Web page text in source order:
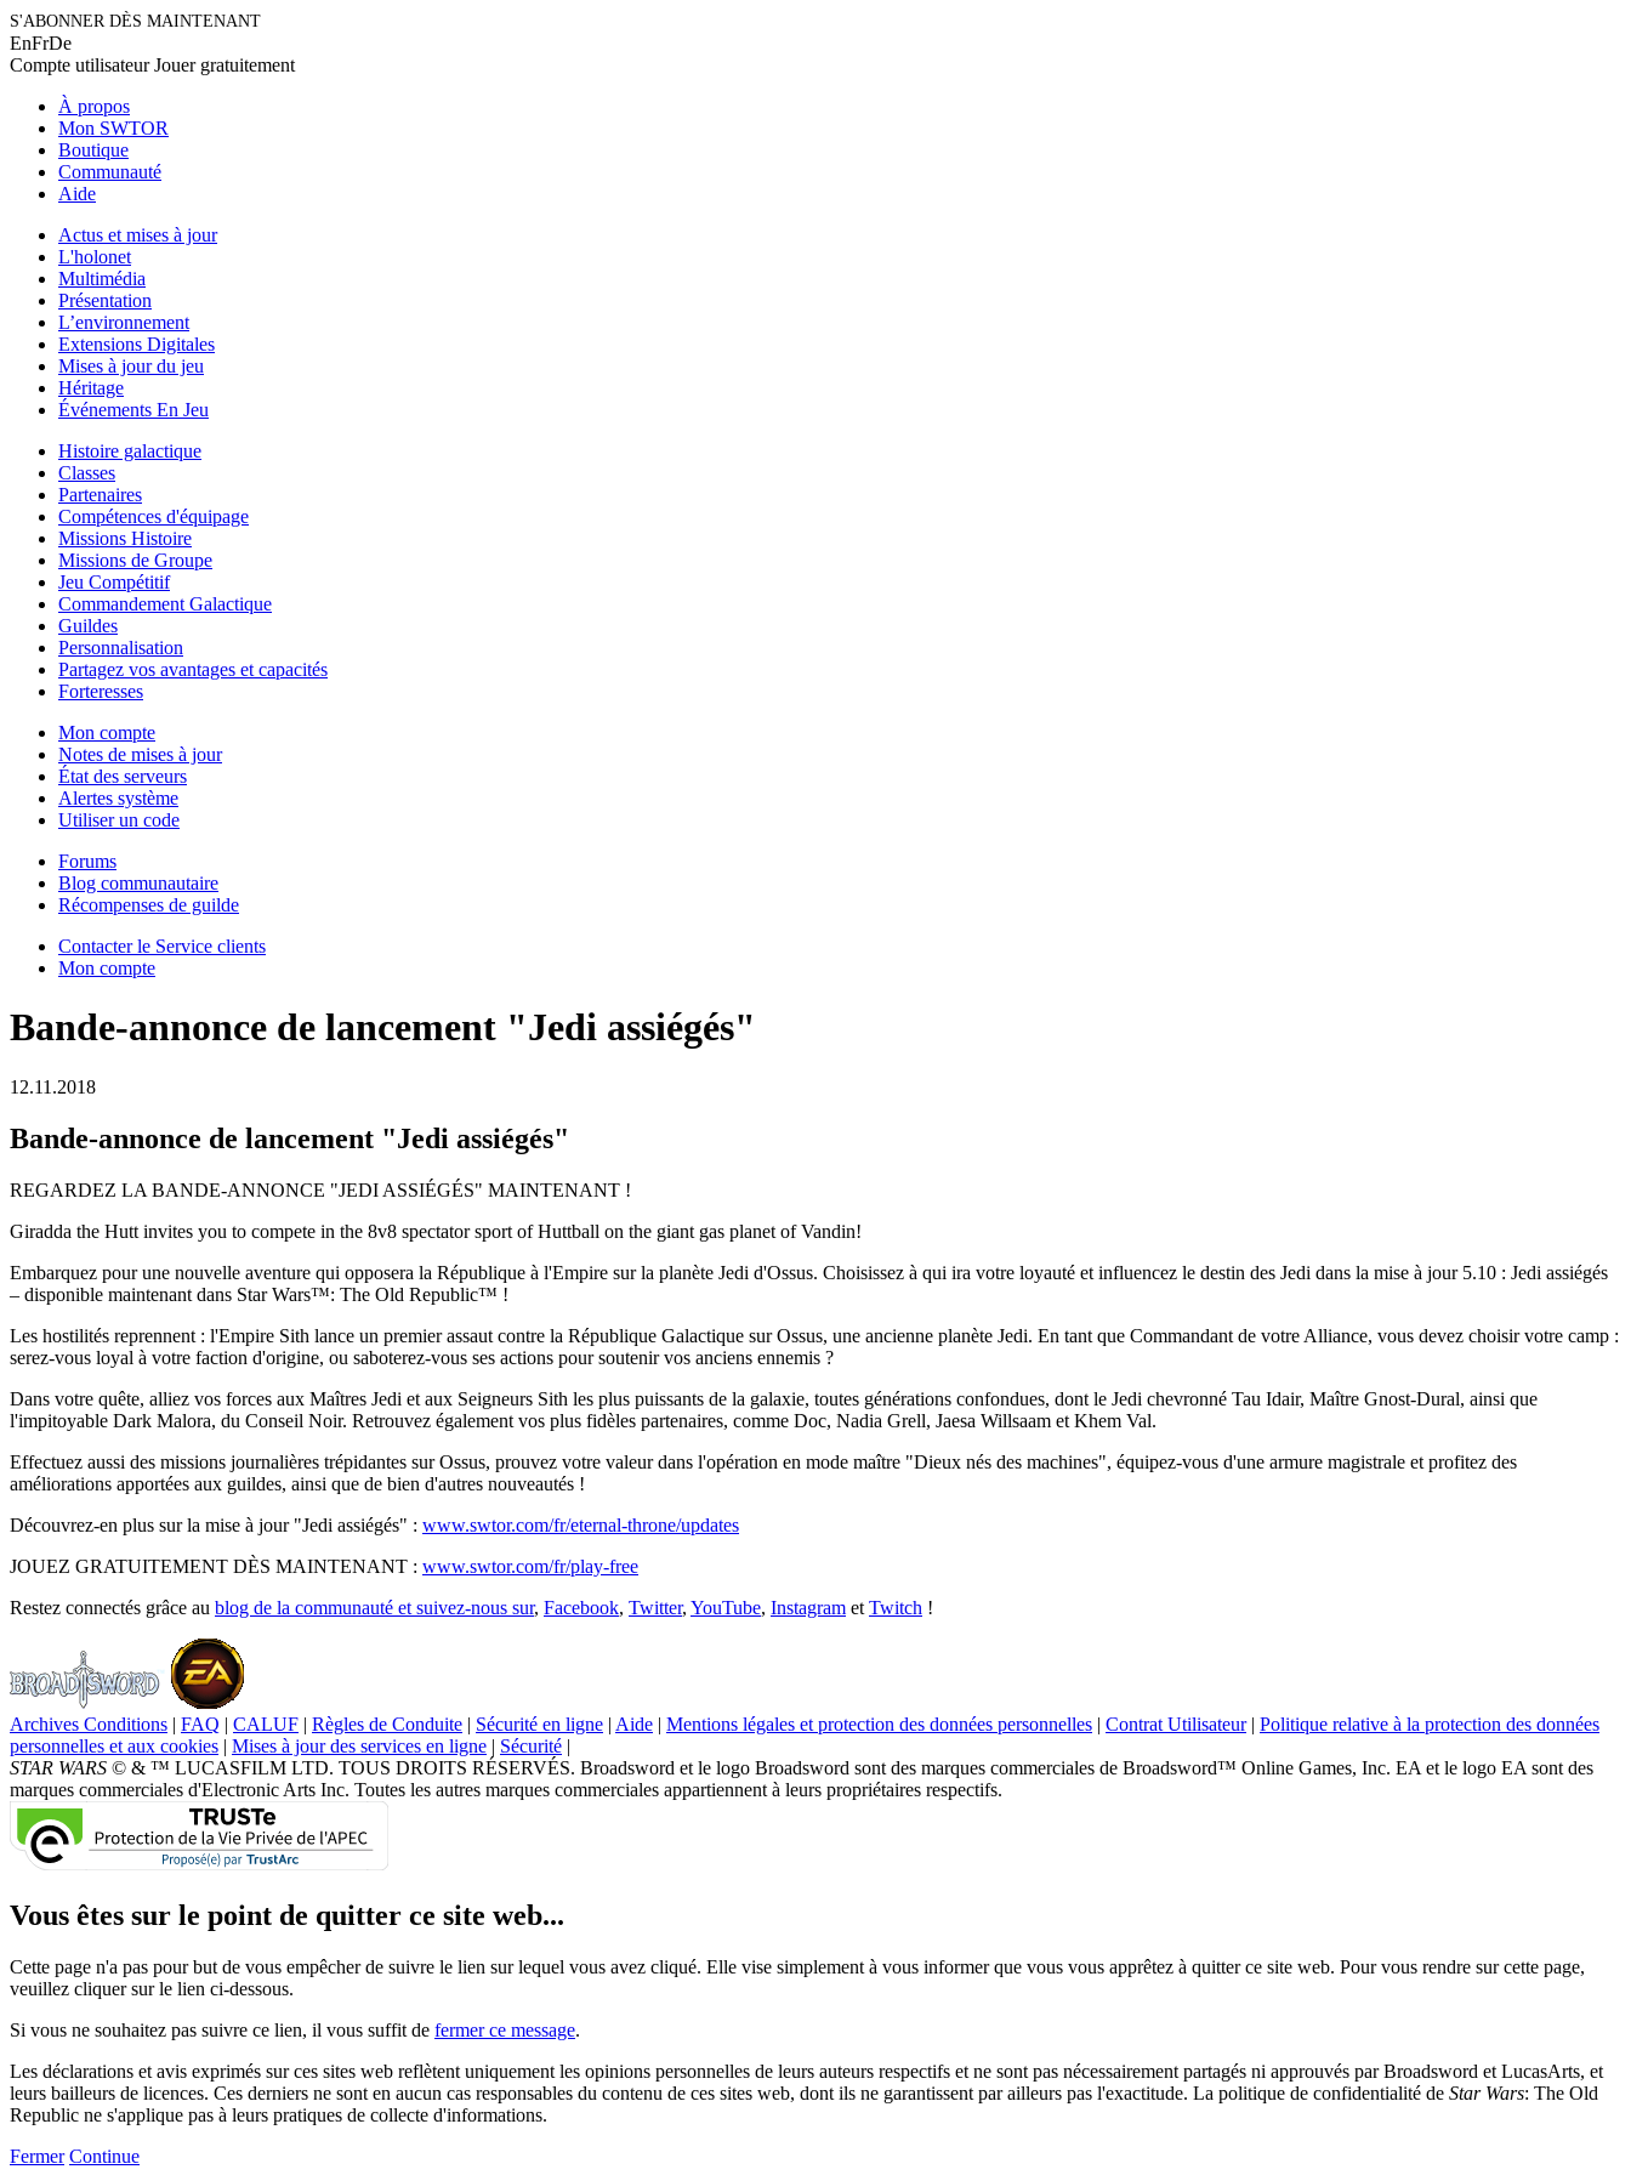
S'ABONNER DÈS MAINTENANT
EnFrDe
Compte utilisateurJouer gratuitement
À propos
Mon SWTOR
Boutique
Communauté
Aide
Actus et mises à jour
L'holonet
Multimédia
Présentation
L’environnement
Extensions Digitales
Mises à jour du jeu
Héritage
Événements En Jeu
Histoire galactique
Classes
Partenaires
Compétences d'équipage
Missions Histoire
Missions de Groupe
Jeu Compétitif
Commandement Galactique
Guildes
Personnalisation
Partagez vos avantages et capacités
Forteresses
Mon compte
Notes de mises à jour
État des serveurs
Alertes système
Utiliser un code
Forums
Blog communautaire
Récompenses de guilde
Contacter le Service clients
Mon compte
Bande-annonce de lancement "Jedi assiégés"
12.11.2018
Bande-annonce de lancement "Jedi assiégés"
REGARDEZ LA BANDE-ANNONCE "JEDI ASSIÉGÉS" MAINTENANT !
Giradda the Hutt invites you to compete in the 8v8 spectator sport of Huttball on the giant gas planet of Vandin!
Embarquez pour une nouvelle aventure qui opposera la République à l'Empire sur la planète Jedi d'Ossus. Choisissez à qui ira votre loyauté et influencez le destin des Jedi dans la mise à jour 5.10 : Jedi assiégés
– disponible maintenant dans Star Wars™: The Old Republic™ !
Les hostilités reprennent : l'Empire Sith lance un premier assaut contre la République Galactique sur Ossus, une ancienne planète Jedi. En tant que Commandant de votre Alliance, vous devez choisir votre camp :
serez-vous loyal à votre faction d'origine, ou saboterez-vous ses actions pour soutenir vos anciens ennemis ?
Dans votre quête, alliez vos forces aux Maîtres Jedi et aux Seigneurs Sith les plus puissants de la galaxie, toutes générations confondues, dont le Jedi chevronné Tau Idair, Maître Gnost-Dural, ainsi que
l'impitoyable Dark Malora, du Conseil Noir. Retrouvez également vos plus fidèles partenaires, comme Doc, Nadia Grell, Jaesa Willsaam et Khem Val.
Effectuez aussi des missions journalières trépidantes sur Ossus, prouvez votre valeur dans l'opération en mode maître "Dieux nés des machines", équipez-vous d'une armure magistrale et profitez des
améliorations apportées aux guildes, ainsi que de bien d'autres nouveautés !
Découvrez-en plus sur la mise à jour "Jedi assiégés" : www.swtor.com/fr/eternal-throne/updates
JOUEZ GRATUITEMENT DÈS MAINTENANT : www.swtor.com/fr/play-free
Restez connectés grâce au blog de la communauté et suivez-nous sur, Facebook, Twitter, YouTube, Instagram et Twitch !
Archives Conditions | FAQ | CALUF | Règles de Conduite | Sécurité en ligne | Aide | Mentions légales et protection des données personnelles | Contrat Utilisateur | Politique relative à la protection des données
personnelles et aux cookies | Mises à jour des services en ligne | Sécurité |
STAR WARS © & ™ LUCASFILM LTD. TOUS DROITS RÉSERVÉS. Broadsword et le logo Broadsword sont des marques commerciales de Broadsword™ Online Games, Inc. EA et le logo EA sont des
marques commerciales d'Electronic Arts Inc. Toutes les autres marques commerciales appartiennent à leurs propriétaires respectifs.
Vous êtes sur le point de quitter ce site web...
Cette page n'a pas pour but de vous empêcher de suivre le lien sur lequel vous avez cliqué. Elle vise simplement à vous informer que vous vous apprêtez à quitter ce site web. Pour vous rendre sur cette page,
veuillez cliquer sur le lien ci-dessous.
Si vous ne souhaitez pas suivre ce lien, il vous suffit de fermer ce message.
Les déclarations et avis exprimés sur ces sites web reflètent uniquement les opinions personnelles de leurs auteurs respectifs et ne sont pas nécessairement partagés ni approuvés par Broadsword et LucasArts, et
leurs bailleurs de licences. Ces derniers ne sont en aucun cas responsables du contenu de ces sites web, dont ils ne garantissent par ailleurs pas l'exactitude. La politique de confidentialité de Star Wars: The Old
Republic ne s'applique pas à leurs pratiques de collecte d'informations.
Fermer Continue